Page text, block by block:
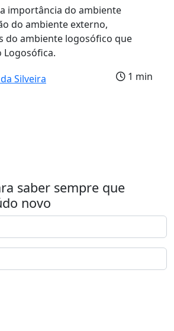
importância do ambiente
do ambiente externo,
do ambiente logosófico que
Logosófica.
Silveira
1 min
saber sempre que
novo